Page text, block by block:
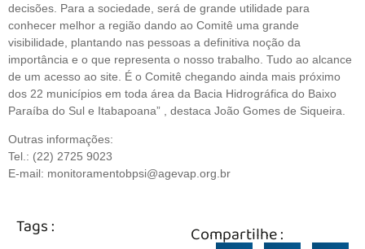
decisões. Para a sociedade, será de grande utilidade para
conhecer melhor a região dando ao Comitê uma grande
visibilidade, plantando nas pessoas a definitiva noção da
importância e o que representa o nosso trabalho. Tudo ao alcance
de um acesso ao site. É o Comitê chegando ainda mais próximo
dos 22 municípios em toda área da Bacia Hidrográfica do Baixo
Paraíba do Sul e Itabapoana” , destaca João Gomes de Siqueira.
Outras informações:
Tel.: (22) 2725 9023
E-mail: monitoramentobpsi@agevap.org.br
Tags : Compartilhe :